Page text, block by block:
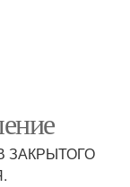
ЗАКРЫТОГО